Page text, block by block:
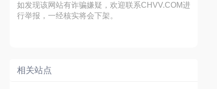
如发现该网站有诈骗嫌疑，欢迎联系CHVV.COM进
行举报，一经核实将会下架。
相关站点